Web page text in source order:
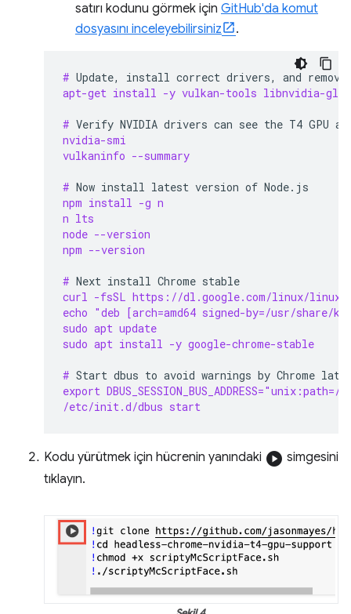
satırı kodunu görmek için GitHub'da komut
dosyasını inceleyebilirsiniz
.
# Update, install correct drivers, and remove
apt-get install -y vulkan-tools libnvidia-gl-
# Verify NVIDIA drivers can see the T4 GPU
nvidia-smi
vulkaninfo --summary
# Now install latest version of
npm install -g n
n lts
node --version
npm --version
# Next install Chrome
curl -fsSL https://dl.google.com/linux/
echo "deb [arch=amd64 signed-by=/usr/
sudo apt update
sudo apt install -y google-chrome-stable
# Start dbus to avoid warnings by Chrome
export
/etc/init.d/dbus start
Kodu yürütmek için hücrenin yanındaki play_circle simgesini
tıklayın.